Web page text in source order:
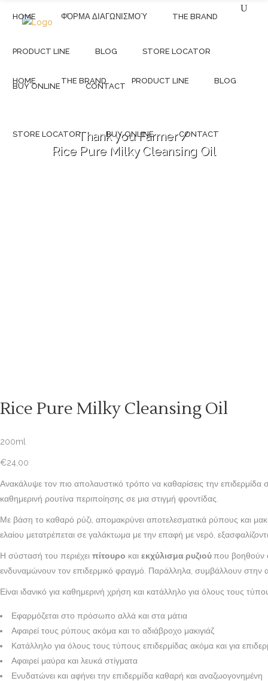
HOME THE BRAND PRODUCT LINE BLOG
STORE LOCATOR BUY ONLINE CONTACT
HOME ΦΌΡΜΑ ΔΙΑΓΩΝΙΣΜΟΎ THE BRAND
PRODUCT LINE BLOG STORE LOCATOR
BUY ONLINE CONTACT
Thank you Farmer/
Rice Pure Milky Cleansing Oil
Rice Pure Milky Cleansing Oil
200ml
€24.00
Ανακάλυψε τον πιο απολαυστικό τρόπο να καθαρίσεις την επιδερμίδα
καθημερινή ρουτίνα περιποίησης σε μια στιγμή φροντίδας.
Με βάση το καθαρό ρύζι, απομακρύνει αποτελεσματικά ρύπους και
ελαίου μετατρέπεται σε γαλάκτωμα με την επαφή με νερό,
Η σύστασή του περιέχει πίτουρο και εκχύλισμα ρυζιούπου βοηθούν
ενδυναμώνουν τον επιδερμικό φραγμό. Παράλληλα, συμβάλλουν
Είναι ιδανικό για καθημερινή χρήση και κατάλληλο για όλους τους
Εφαρμόζεται στο πρόσωπο αλλά και στα μάτια
Αφαιρεί τους ρύπους ακόμα και το αδιάβροχο μακιγιάζ
Κατάλληλο για όλους τους τύπους επιδερμίδας ακόμα και για
Αφαιρεί μαύρα και λευκά στίγματα
Ενυδατώνει και αφήνει την επιδερμίδα καθαρή και αναζωογονημένη